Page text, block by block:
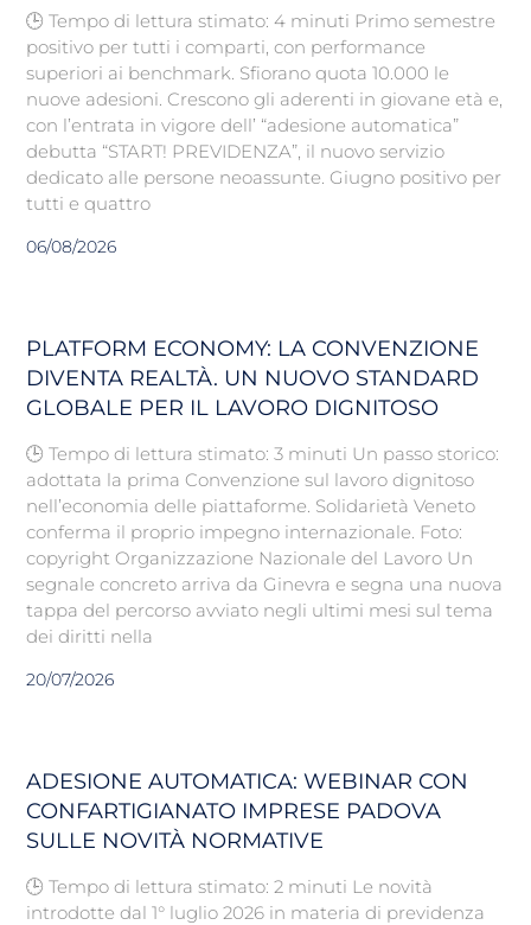
🕒 Tempo di lettura stimato: 4 minuti Primo semestre
positivo per tutti i comparti, con performance
superiori ai benchmark. Sfiorano quota 10.000 le
nuove adesioni. Crescono gli aderenti in giovane età e,
con l’entrata in vigore dell’ “adesione automatica”
debutta “START! PREVIDENZA”, il nuovo servizio
dedicato alle persone neoassunte. Giugno positivo per
tutti e quattro
06/08/2026
PLATFORM ECONOMY: LA CONVENZIONE
DIVENTA REALTÀ. UN NUOVO STANDARD
GLOBALE PER IL LAVORO DIGNITOSO
🕒 Tempo di lettura stimato: 3 minuti Un passo storico:
adottata la prima Convenzione sul lavoro dignitoso
nell’economia delle piattaforme. Solidarietà Veneto
conferma il proprio impegno internazionale. Foto:
copyright Organizzazione Nazionale del Lavoro Un
segnale concreto arriva da Ginevra e segna una nuova
tappa del percorso avviato negli ultimi mesi sul tema
dei diritti nella
20/07/2026
ADESIONE AUTOMATICA: WEBINAR CON
CONFARTIGIANATO IMPRESE PADOVA
SULLE NOVITÀ NORMATIVE
🕒 Tempo di lettura stimato: 2 minuti Le novità
introdotte dal 1° luglio 2026 in materia di previdenza